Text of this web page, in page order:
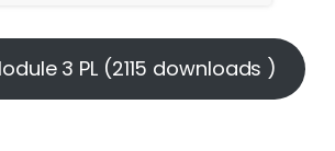
3 PL (2115 downloads )